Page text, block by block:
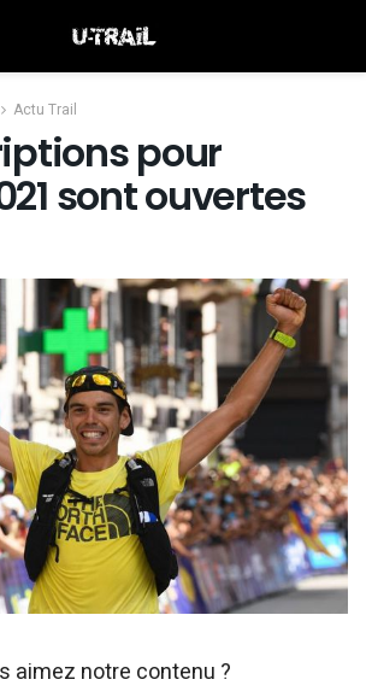
Actu Trail
pour
sont ouvertes
aimez notre contenu ?